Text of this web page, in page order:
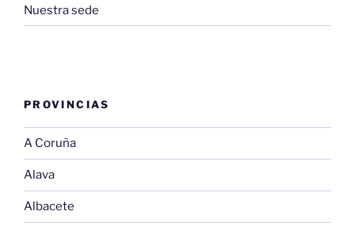
Nuestra sede
PROVINCIAS
A Coruña
Alava
Albacete